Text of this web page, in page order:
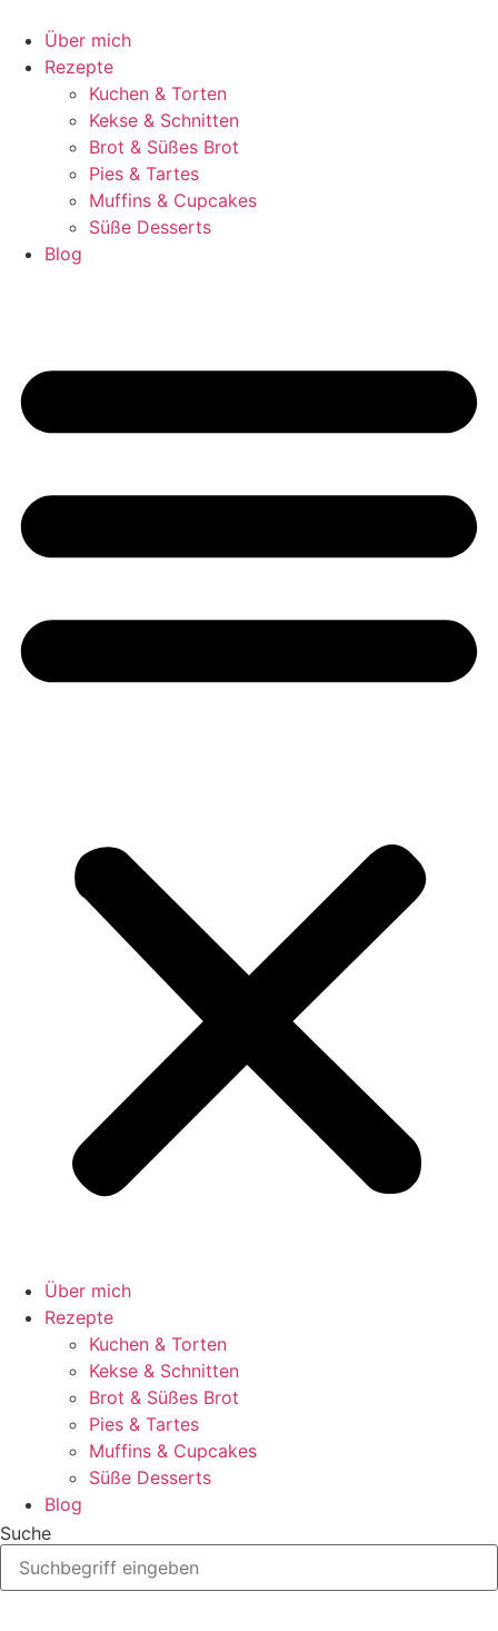
Inhalt
springen
Über mich
Rezepte
Kuchen & Torten
Kekse & Schnitten
Brot & Süßes Brot
Pies & Tartes
Muffins & Cupcakes
Süße Desserts
Blog
Über mich
Rezepte
Kuchen & Torten
Kekse & Schnitten
Brot & Süßes Brot
Pies & Tartes
Muffins & Cupcakes
Süße Desserts
Blog
Suche